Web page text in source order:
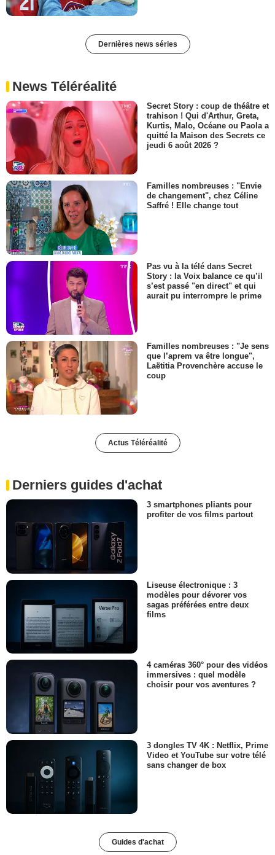
Dernières news séries
News Téléréalité
Secret Story : coup de théâtre et
trahison ! Qui d'Arthur, Greta,
Kurtis, Malo, Océane ou Paola a
quitté la Maison des Secrets ce
jeudi 6 août 2026 ?
Familles nombreuses : "Envie
de changement", chez Céline
Saffré ! Elle change tout
Pas vu à la télé dans Secret
Story : la Voix balance ce qu’il
s’est passé "en direct" et qui
aurait pu interrompre le prime
Familles nombreuses : "Je sens
que l’aprem va être longue",
Laëtitia Provenchère accuse le
coup
Actus Téléréalité
Derniers guides d'achat
3 smartphones pliants pour
profiter de vos films partout
Liseuse électronique : 3
modèles pour dévorer vos
sagas préférées entre deux
films
4 caméras 360° pour des vidéos
immersives : quel modèle
choisir pour vos aventures ?
3 dongles TV 4K : Netflix, Prime
Video et YouTube sur votre télé
sans changer de box
Guides d'achat